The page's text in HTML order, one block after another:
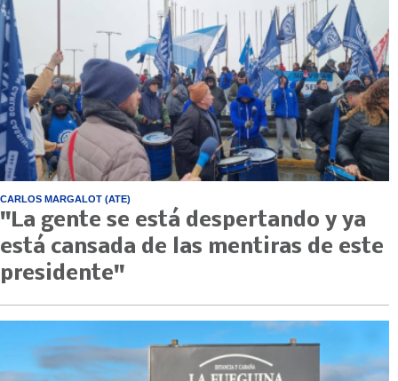
CARLOS MARGALOT (ATE)
"La gente se está despertando y ya
está cansada de las mentiras de este
presidente"